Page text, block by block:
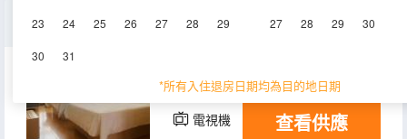
23 24 25 26 27 28 29
30 31
27 28 29 30
*所有入住退房日期均為目的地日期
商務雙床房
25-31㎡ 11-12層
電視機 查看供應